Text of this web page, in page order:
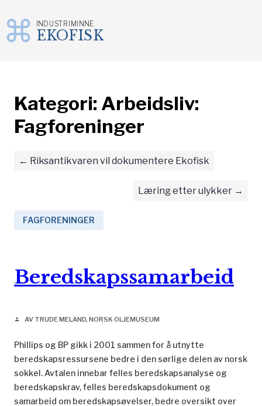
INDUSTRIMINNE
EKOFISK
Kategori: Arbeidsliv:
Fagforeninger
Riksantikvaren vil dokumentere Ekofisk
Læring etter ulykker
FAGFORENINGER
Beredskapssamarbeid
person AV TRUDE MELAND, NORSK OLJEMUSEUM
Phillips og BP gikk i 2001 sammen for å utnytte
beredskapsressursene bedre i den sørlige delen av norsk
sokkel. Avtalen innebar felles beredskapsanalyse og
beredskapskrav, felles beredskapsdokument og
samarbeid om beredskapsøvelser, bedre oversikt over